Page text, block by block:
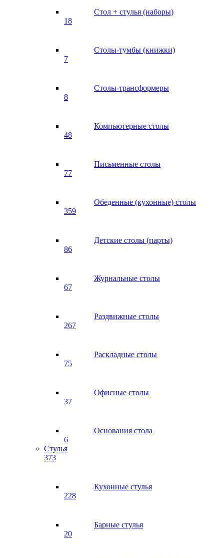
Стол + стулья (наборы)
18
Столы-тумбы (книжки)
7
Столы-трансформеры
8
Компьютерные столы
48
Письменные столы
77
Обеденные (кухонные) столы
359
Детские столы (парты)
86
Журнальные столы
67
Раздвижные столы
267
Раскладные столы
75
Офисные столы
37
Основания стола
6
Стулья
373
Кухонные стулья
228
Барные стулья
20